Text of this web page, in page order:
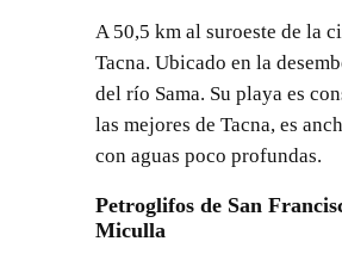
A 50,5 km al suroeste de la
Tacna. Ubicado en la
del río Sama. Su playa es
las mejores de Tacna, es
con aguas poco profundas.
Petroglifos de San
Miculla